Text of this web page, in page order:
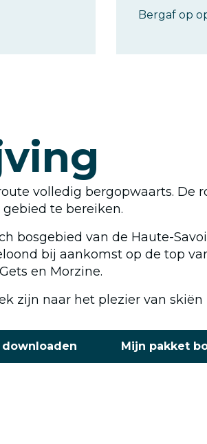
Bergaf op
volledig bergopwaarts.
te bereiken.
bosgebied van de Haute-
bij aankomst op de top
en Morzine.
zijn naar het plezier van
downloaden Mijn pakket